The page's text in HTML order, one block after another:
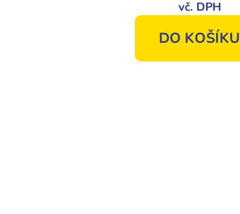
DO KOŠÍKU